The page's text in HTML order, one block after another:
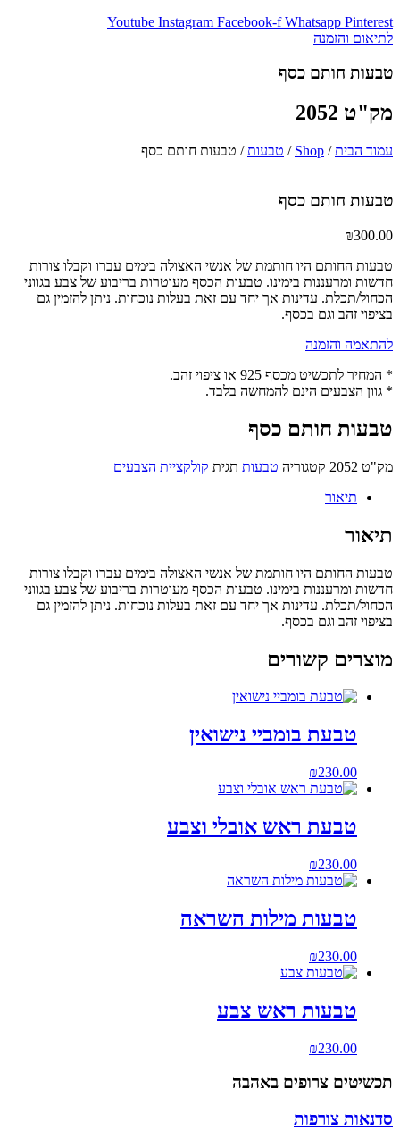
Youtube Instagram Facebook-f Whatsapp Pinterest
לתיאום והזמנה
טבעות חותם כסף
מק"ט 2052
עמוד הבית/
Shop
/ טבעות/ טבעות חותם כסף
טבעות חותם כסף
₪300.00
טבעות החותם היו חותמת של אנשי האצולה בימים עברו וקבלו צורות
חדשות ומרעננות בימינו. טבעות הכסף מעוטרות בריבוע של צבע בגווני
הכחול/תכלת. עדינות אך יחד עם זאת בעלות נוכחות. ניתן להזמין גם
בציפוי זהב וגם בכסף.
להתאמה והזמנה
* המחיר לתכשיט מכסף 925 או ציפוי זהב.
* גוון הצבעים הינם להמחשה בלבד.
טבעות חותם כסף
מק"ט 2052 קטגוריה טבעות תגית קולקציית הצבעים
תיאור
תיאור
טבעות החותם היו חותמת של אנשי האצולה בימים עברו וקבלו צורות
חדשות ומרעננות בימינו. טבעות הכסף מעוטרות בריבוע של צבע בגווני
הכחול/תכלת. עדינות אך יחד עם זאת בעלות נוכחות. ניתן להזמין גם
בציפוי זהב וגם בכסף.
מוצרים קשורים
טבעת בומביי נישואין
₪230.00
טבעת ראש אובלי וצבע
₪230.00
טבעות מילות השראה
₪230.00
טבעות ראש צבע
₪230.00
תכשיטים צרופים באהבה
סדנאות צורפות